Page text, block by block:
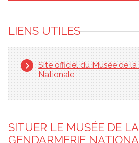
LIENS UTILES
Site officiel du Musée de
Nationale
SITUER LE MUSÉE DE LA
GENDARMERIE